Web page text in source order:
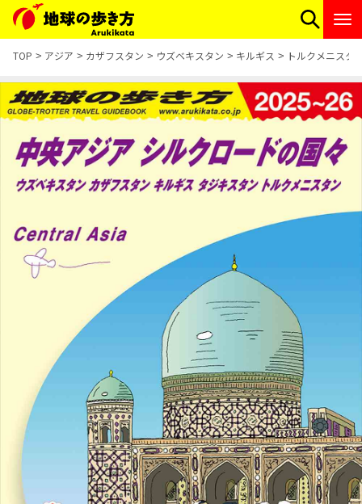
TOP アジア カザフスタン ウズベキスタン キルギス トルクメニスタ